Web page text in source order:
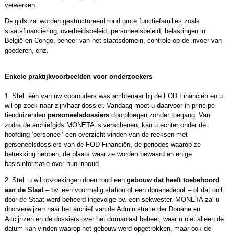
verwerken.
De gids zal worden gestructureerd rond grote functiefamilies zoals
staatsfinanciering, overheidsbeleid, personeelsbeleid, belastingen in
België en Congo, beheer van het staatsdomein, controle op de invoer van
goederen, enz.
Enkele praktijkvoorbeelden voor onderzoekers
1. Stel: één van uw voorouders was ambtenaar bij de FOD Financiën en u
wil op zoek naar zijn/haar dossier. Vandaag moet u daarvoor in principe
tienduizenden personeelsdossiersdoorploegen zonder toegang. Van
zodra de archiefgids MONETA is verschenen, kan u echter onder de
hoofding ‘personeel’ een overzicht vinden van de reeksen met
personeelsdossiers van de FOD Financiën, de periodes waarop ze
betrekking hebben, de plaats waar ze worden bewaard en enige
basisinformatie over hun inhoud.
2. Stel: u wil opzoekingen doen rond een gebouw dat heeft toebehoord
aan de Staat– bv. een voormalig station of een douanedepot – of dat ooit
door de Staat werd beheerd ingevolge bv. een sekwester. MONETA zal u
doorverwijzen naar het archief van de Administratie der Douane en
Accijnzen en de dossiers over het domaniaal beheer, waar u niet alleen de
datum kan vinden waarop het gebouw werd opgetrokken, maar ook de